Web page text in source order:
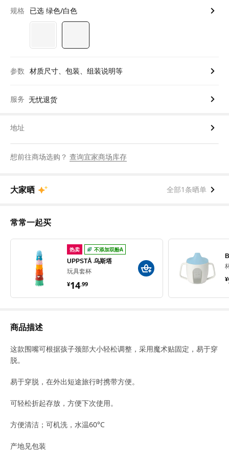
规格 已选 绿色/白色
参数 材质尺寸、包装、组装说明等
服务 无忧退货
地址
想前往商场选购？ 查询宜家商场库存
大家晒 全部1条晒单
常常一起买
热卖
不添加双酚A
UPPSTÅ 乌斯塔
玩具套杯
¥14.99
¥ 14.99 ¥
商品描述
这款围嘴可根据孩子颈部大小轻松调整，采用魔术贴固定，易于穿
脱。
易于穿脱，在外出短途旅行时携带方便。
可轻松折起存放，方便下次使用。
方便清洁；可机洗，水温60°C
产地见包装